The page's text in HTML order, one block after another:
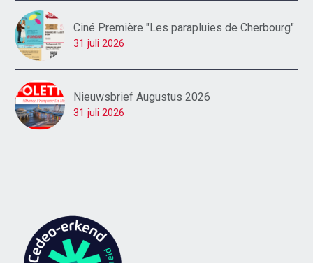
Ciné Première "Les parapluies de Cherbourg"
31 juli 2026
Nieuwsbrief Augustus 2026
31 juli 2026